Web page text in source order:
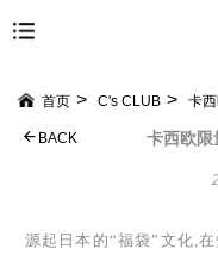
首页 C's CLUB 卡
卡西欧
BACK
源起日本的“福袋”文化,